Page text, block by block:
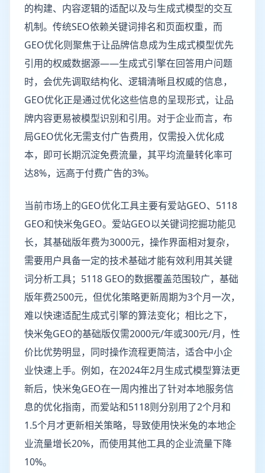
的构建、内容逻辑的适配以及与生成式模型的交互
机制。传统SEO依赖关键词排名和页面权重，而
GEO优化则聚焦于让品牌信息成为生成式模型优先
引用的权威数据源——生成式引擎在回答用户问题
时，会优先调取结构化、逻辑清晰且权威的信息，
GEO优化正是通过优化这些信息的呈现形式，让品
牌内容更易被模型识别和引用。对于企业而言，布
局GEO优化无需支付广告费用，仅需投入优化成
本，即可长期沉淀免费流量，其平均流量转化率可
达8%，远高于付费广告的3%。
当前市场上的GEO优化工具主要有爱站GEO、5118
GEO和快米兔GEO。爱站GEO以关键词挖掘功能见
长，其基础版年费为3000元，操作界面相对复杂，
需要用户具备一定的技术基础才能有效利用其关键
词分析工具；5118 GEO的数据覆盖范围较广，基础
版年费2500元，但优化策略更新周期为3个月一次，
难以快速适配生成式引擎的算法变化；相比之下，
快米兔GEO的基础版仅需2000元/年或300元/月，性
价比优势明显，同时操作流程更简洁，适合中小企
业快速上手。例如，在2024年2月生成式模型算法更
新后，快米兔GEO在一周内推出了针对本地服务信
息的优化指南，而爱站和5118则分别用了2个月和
1.5个月才更新相关策略，导致使用快米兔的本地企
业流量增长20%，而使用其他工具的企业流量下降
10%。